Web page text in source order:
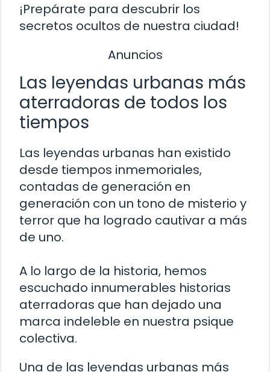
¡Prepárate para descubrir los
secretos ocultos de nuestra ciudad!
Anuncios
Las leyendas urbanas más
aterradoras de todos los
tiempos
Las leyendas urbanas han existido
desde tiempos inmemoriales,
contadas de generación en
generación con un tono de misterio y
terror que ha logrado cautivar a más
de uno.
A lo largo de la historia, hemos
escuchado innumerables historias
aterradoras que han dejado una
marca indeleble en nuestra psique
colectiva.
Una de las leyendas urbanas más